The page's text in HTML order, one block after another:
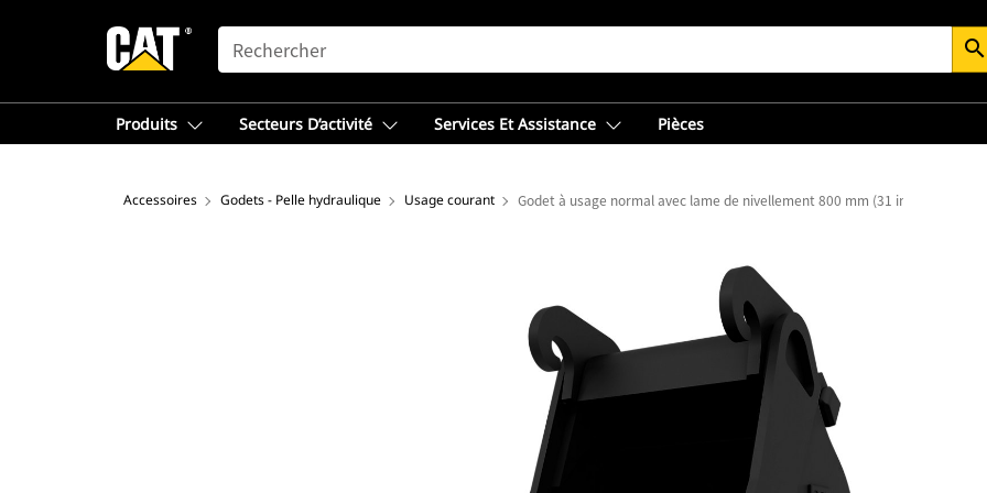
SEARCH search
Produits Secteurs D’activité Services Et Assistance Pièces
Accessoires Godets - Pelle hydraulique Usage courant Godet à usage normal avec lame de nivellement 800 mm (31 in) : 462-8167